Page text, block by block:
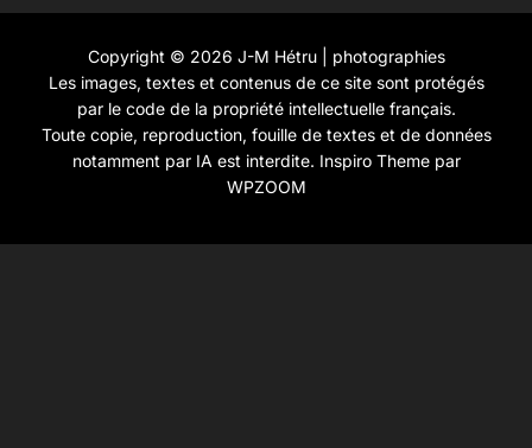
Copyright © 2026 J-M Hétru | photographies
Les images, textes et contenus de ce site sont protégés
par le code de la propriété intellectuelle français.
Toute copie, reproduction, fouille de textes et de données
notamment par IA est interdite. Inspiro Themepar
WPZOOM